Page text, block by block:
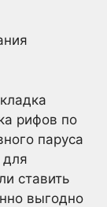
рифов по
паруса
ставить
выгодно